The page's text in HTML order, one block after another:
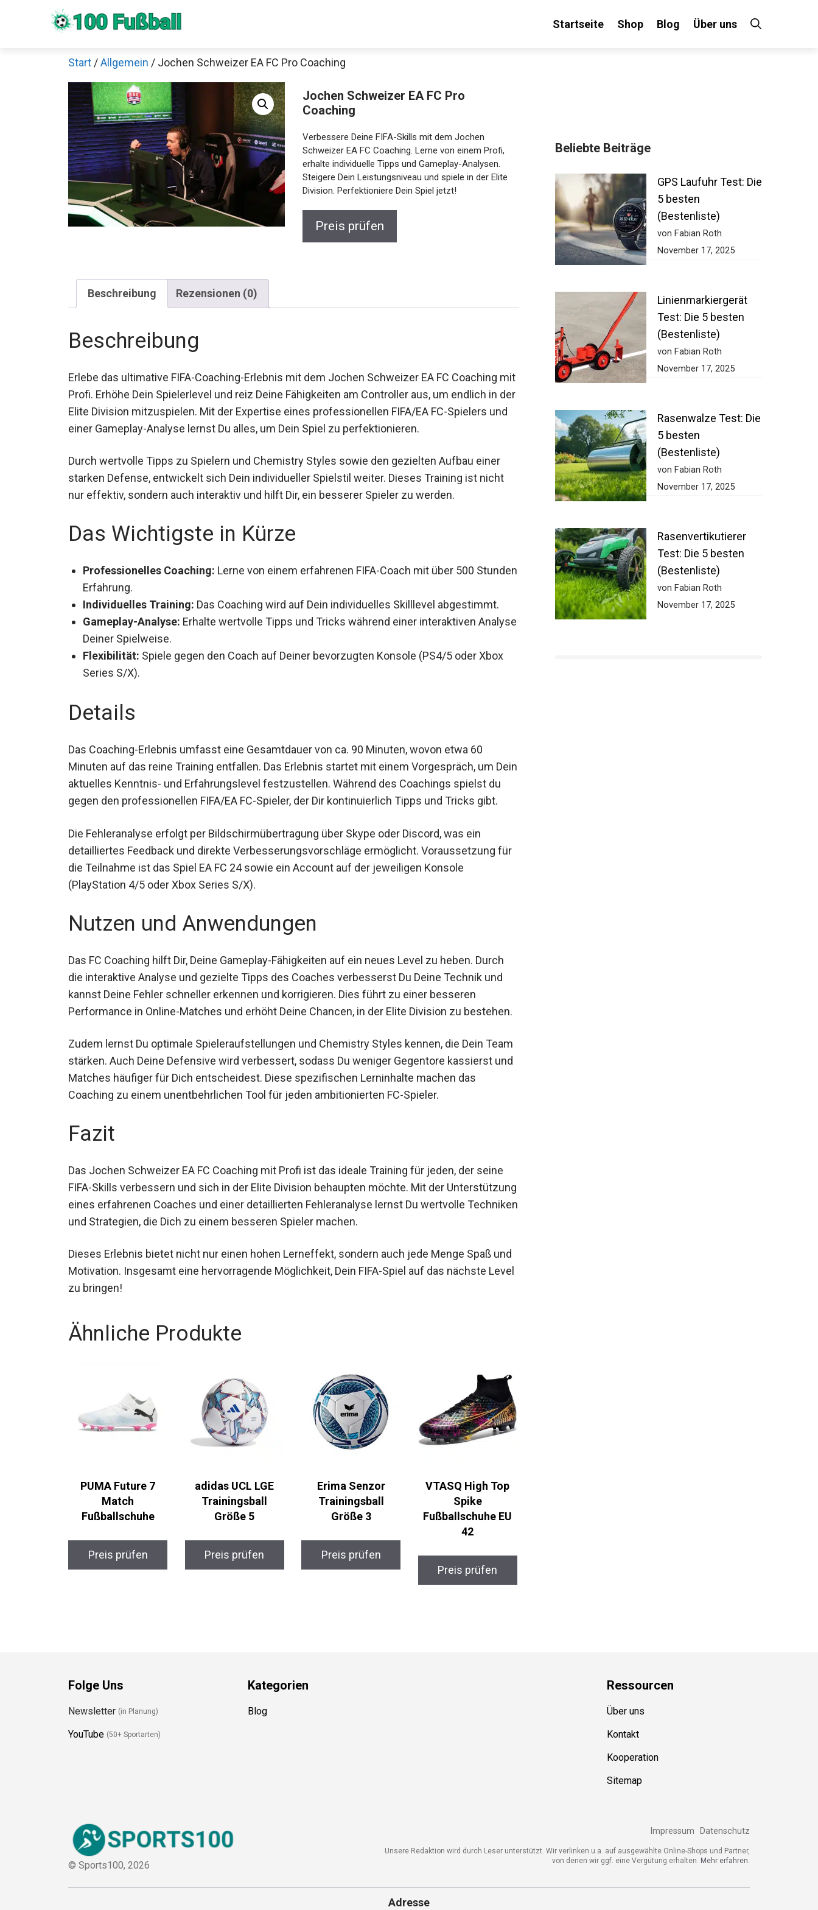
Startseite Shop Blog Über uns
Start /Allgemein / Jochen Schweizer EA FC Pro Coaching
Jochen Schweizer EA FC Pro
Coaching
Verbessere Deine FIFA-Skills mit dem Jochen
Schweizer EA FC Coaching. Lerne von einem Profi,
erhalte individuelle Tipps und Gameplay-Analysen.
Steigere Dein Leistungsniveau und spiele in der Elite
Division. Perfektioniere Dein Spiel jetzt!
Preis prüfen
Beschreibung Rezensionen (0)
Beschreibung
Erlebe das ultimative FIFA-Coaching-Erlebnis mit dem Jochen Schweizer EA FC Coaching
mit Profi. Erhöhe Dein Spielerlevel und reiz Deine Fähigkeiten am Controller aus, um endlich
in der Elite Division mitzuspielen. Mit der Expertise eines professionellen FIFA/EA FC-
Spielers und einer Gameplay-Analyse lernst Du alles, um Dein Spiel zu perfektionieren.
Durch wertvolle Tipps zu Spielern und Chemistry Styles sowie den gezielten Aufbau einer
starken Defense, entwickelt sich Dein individueller Spielstil weiter. Dieses Training ist nicht
nur effektiv, sondern auch interaktiv und hilft Dir, ein besserer Spieler zu werden.
Das Wichtigste in Kürze
Professionelles Coaching: Lerne von einem erfahrenen FIFA-Coach mit über 500
Stunden Erfahrung.
Individuelles Training: Das Coaching wird auf Dein individuelles Skilllevel abgestimmt.
Gameplay-Analyse: Erhalte wertvolle Tipps und Tricks während einer interaktiven
Analyse Deiner Spielweise.
Flexibilität: Spiele gegen den Coach auf Deiner bevorzugten Konsole (PS4/5 oder Xbox
Series S/X).
Details
Das Coaching-Erlebnis umfasst eine Gesamtdauer von ca. 90 Minuten, wovon etwa 60
Minuten auf das reine Training entfallen. Das Erlebnis startet mit einem Vorgespräch, um
Dein aktuelles Kenntnis- und Erfahrungslevel festzustellen. Während des Coachings spielst
du gegen den professionellen FIFA/EA FC-Spieler, der Dir kontinuierlich Tipps und Tricks gibt.
Die Fehleranalyse erfolgt per Bildschirmübertragung über Skype oder Discord, was ein
detailliertes Feedback und direkte Verbesserungsvorschläge ermöglicht. Voraussetzung für
die Teilnahme ist das Spiel EA FC 24 sowie ein Account auf der jeweiligen Konsole
(PlayStation 4/5 oder Xbox Series S/X).
Nutzen und Anwendungen
Das FC Coaching hilft Dir, Deine Gameplay-Fähigkeiten auf ein neues Level zu heben. Durch
die interaktive Analyse und gezielte Tipps des Coaches verbesserst Du Deine Technik und
kannst Deine Fehler schneller erkennen und korrigieren. Dies führt zu einer besseren
Performance in Online-Matches und erhöht Deine Chancen, in der Elite Division zu bestehen.
Zudem lernst Du optimale Spieleraufstellungen und Chemistry Styles kennen, die Dein
Team stärken. Auch Deine Defensive wird verbessert, sodass Du weniger Gegentore
kassierst und Matches häufiger für Dich entscheidest. Diese spezifischen Lerninhalte
machen das Coaching zu einem unentbehrlichen Tool für jeden ambitionierten FC-Spieler.
Fazit
Das Jochen Schweizer EA FC Coaching mit Profi ist das ideale Training für jeden, der seine
FIFA-Skills verbessern und sich in der Elite Division behaupten möchte. Mit der
Unterstützung eines erfahrenen Coaches und einer detaillierten Fehleranalyse lernst Du
wertvolle Techniken und Strategien, die Dich zu einem besseren Spieler machen.
Dieses Erlebnis bietet nicht nur einen hohen Lerneffekt, sondern auch jede Menge Spaß und
Motivation. Insgesamt eine hervorragende Möglichkeit, Dein FIFA-Spiel auf das nächste
Level zu bringen!
Ähnliche Produkte
PUMA Future 7
Match
Fußballschuhe
Preis prüfen
adidas UCL LGE
Trainingsball
Größe 5
Preis prüfen
Erima Senzor
Trainingsball
Größe 3
Preis prüfen
VTASQ High Top
Spike
Fußballschuhe EU
42
Preis prüfen
Beliebte Beiträge
GPS Laufuhr Test:
Die 5 besten
(Bestenliste)
von Fabian Roth
November 17, 2025
Linienmarkiergerät
Test: Die 5 besten
(Bestenliste)
von Fabian Roth
November 17, 2025
Rasenwalze Test:
Die 5 besten
(Bestenliste)
von Fabian Roth
November 17, 2025
Rasenvertikutierer
Test: Die 5 besten
(Bestenliste)
von Fabian Roth
November 17, 2025
Folge Uns
Newsletter(in Planung)
YouTube (50+ Sportarten)
Kategorien
Blog
Ressourcen
Über uns
Kontakt
Kooperation
Sitemap
© Sports100, 2026
Impressum Datenschutz
Unsere Redaktion wird durch Leser unterstützt. Wir verlinken u.a. auf ausgewählte Online-Shops und Partner,
von denen wir ggf. eine Vergütung erhalten.Mehr erfahren.
Adresse
Jetzt anschauen